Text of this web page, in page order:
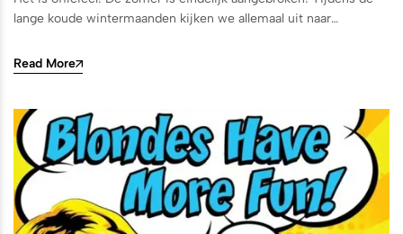
lange koude wintermaanden kijken we allemaal uit naar…
Read More